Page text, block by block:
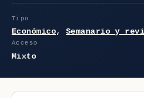
Tipo
Económico, Semanario y
Acceso
Mixto